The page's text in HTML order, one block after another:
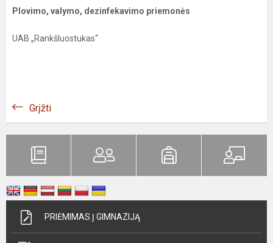
Plovimo, valymo, dezinfekavimo priemonės
UAB „Rankšluostukas“
Grįžti
PRIĖMIMAS Į GIMNAZIJĄ